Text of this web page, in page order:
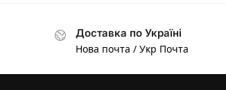
Доставка по Україні
Нова почта / Укр Почта